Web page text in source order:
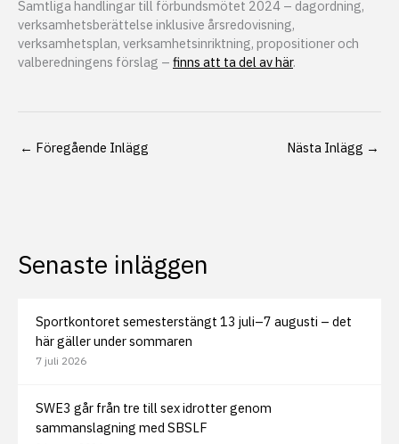
Samtliga handlingar till förbundsmötet 2024 – dagordning,
verksamhetsberättelse inklusive årsredovisning,
verksamhetsplan, verksamhetsinriktning, propositioner och
valberedningens förslag – finns att ta del av här.
← Föregående Inlägg Nästa Inlägg →
Senaste inläggen
Sportkontoret semesterstängt 13 juli–7 augusti – det
här gäller under sommaren
7 juli 2026
SWE3 går från tre till sex idrotter genom
sammanslagning med SBSLF